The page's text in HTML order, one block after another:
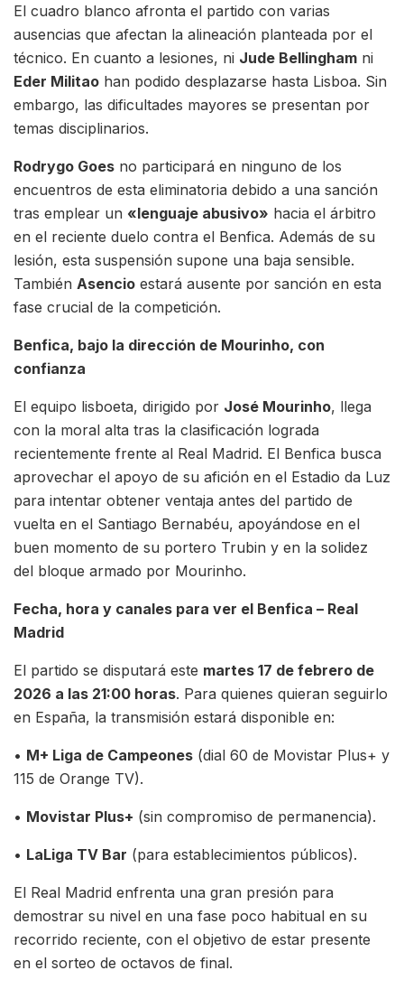
El cuadro blanco afronta el partido con varias
ausencias que afectan la alineación planteada por el
técnico. En cuanto a lesiones, ni Jude Bellingham ni
Eder Militao han podido desplazarse hasta Lisboa. Sin
embargo, las dificultades mayores se presentan por
temas disciplinarios.
Rodrygo Goes no participará en ninguno de los
encuentros de esta eliminatoria debido a una sanción
tras emplear un «lenguaje abusivo» hacia el árbitro
en el reciente duelo contra el Benfica. Además de su
lesión, esta suspensión supone una baja sensible.
También Asencio estará ausente por sanción en esta
fase crucial de la competición.
Benfica, bajo la dirección de Mourinho, con
confianza
El equipo lisboeta, dirigido por José Mourinho, llega
con la moral alta tras la clasificación lograda
recientemente frente al Real Madrid. El Benfica busca
aprovechar el apoyo de su afición en el Estadio da Luz
para intentar obtener ventaja antes del partido de
vuelta en el Santiago Bernabéu, apoyándose en el
buen momento de su portero Trubin y en la solidez
del bloque armado por Mourinho.
Fecha, hora y canales para ver el Benfica – Real
Madrid
El partido se disputará este martes 17 de febrero de
2026 a las 21:00 horas. Para quienes quieran seguirlo
en España, la transmisión estará disponible en:
• M+ Liga de Campeones (dial 60 de Movistar Plus+ y
115 de Orange TV).
• Movistar Plus+ (sin compromiso de permanencia).
• LaLiga TV Bar (para establecimientos públicos).
El Real Madrid enfrenta una gran presión para
demostrar su nivel en una fase poco habitual en su
recorrido reciente, con el objetivo de estar presente
en el sorteo de octavos de final.